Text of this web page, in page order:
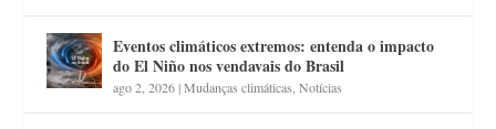
Eventos climáticos extremos: entenda o impacto
do El Niño nos vendavais do Brasil
ago 2, 2026|Mudanças climáticas ,Notícias